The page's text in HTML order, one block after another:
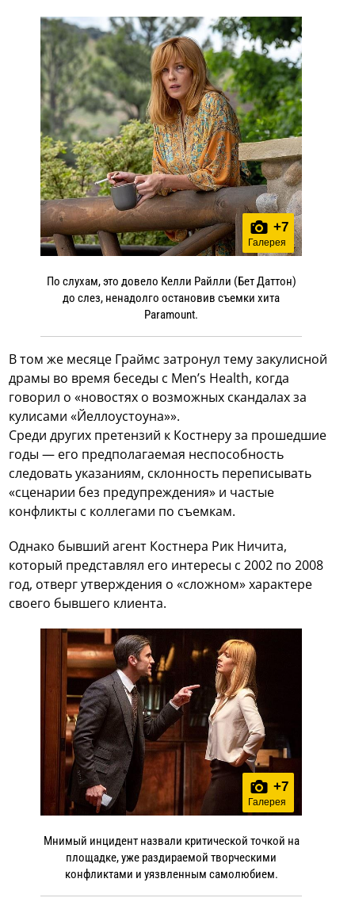
+7
Галерея
По слухам, это довело Келли Райлли (Бет Даттон)
до слез, ненадолго остановив съемки хита
Paramount.
В том же месяце Граймс затронул тему закулисной
драмы во время беседы с Men’s Health, когда
говорил о «новостях о возможных скандалах за
кулисами «Йеллоустоуна»».
Среди других претензий к Костнеру за прошедшие
годы — его предполагаемая неспособность
следовать указаниям, склонность переписывать
«сценарии без предупреждения» и частые
конфликты с коллегами по съемкам.
Однако бывший агент Костнера Рик Ничита,
который представлял его интересы с 2002 по 2008
год, отверг утверждения о «сложном» характере
своего бывшего клиента.
+7
Галерея
Мнимый инцидент назвали критической точкой на
площадке, уже раздираемой творческими
конфликтами и уязвленным самолюбием.